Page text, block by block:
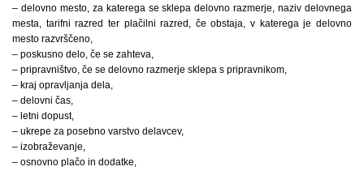
– delovno mesto, za katerega se sklepa delovno razmerje, naziv delovnega
mesta, tarifni razred ter plačilni razred, če obstaja, v katerega je delovno
mesto razvrščeno,
– poskusno delo, če se zahteva,
– pripravništvo, če se delovno razmerje sklepa s pripravnikom,
– kraj opravljanja dela,
– delovni čas,
– letni dopust,
– ukrepe za posebno varstvo delavcev,
– izobraževanje,
– osnovno plačo in dodatke,